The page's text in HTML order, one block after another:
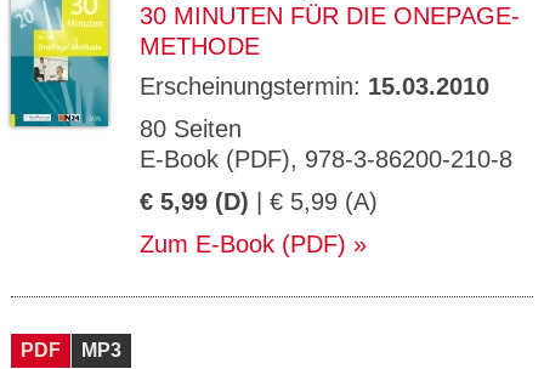
30 MINUTEN FÜR DIE ONEPAGE-
METHODE
Erscheinungstermin: 15.03.2010
80 Seiten
E-Book (PDF), 978-3-86200-210-8
€ 5,99 (D) | € 5,99 (A)
Zum E-Book (PDF)
PDF MP3